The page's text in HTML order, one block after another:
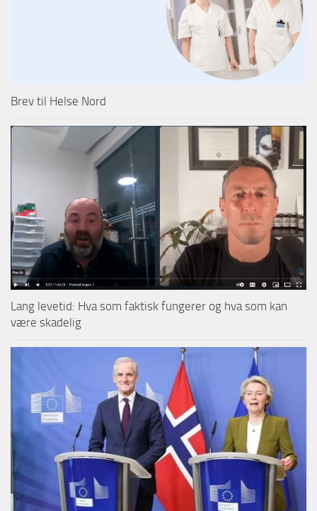
Brev til Helse Nord
Lang levetid: Hva som faktisk fungerer og hva som kan
være skadelig